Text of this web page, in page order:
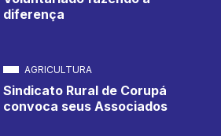
diferença
AGRICULTURA
Sindicato Rural de Corupá
convoca seus Associados